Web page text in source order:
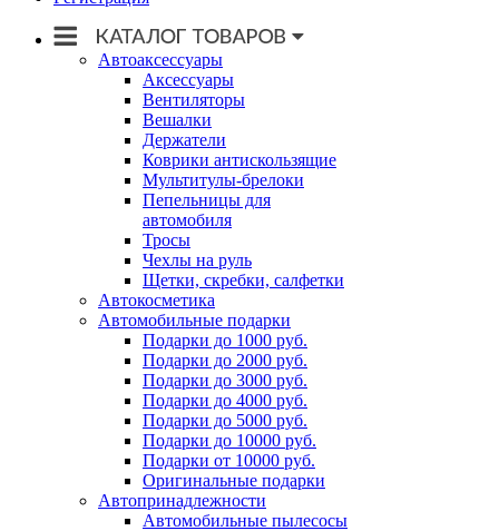
Автоаксессуары
Аксессуары
Вентиляторы
Вешалки
Держатели
Коврики антискользящие
Мультитулы-брелоки
Пепельницы для
автомобиля
Тросы
Чехлы на руль
Щетки, скребки, салфетки
Автокосметика
Автомобильные подарки
Подарки до 1000 руб.
Подарки до 2000 руб.
Подарки до 3000 руб.
Подарки до 4000 руб.
Подарки до 5000 руб.
Подарки до 10000 руб.
Подарки от 10000 руб.
Оригинальные подарки
Автопринадлежности
Автомобильные пылесосы